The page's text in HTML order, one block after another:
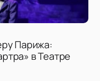
Парижа:
в Театре